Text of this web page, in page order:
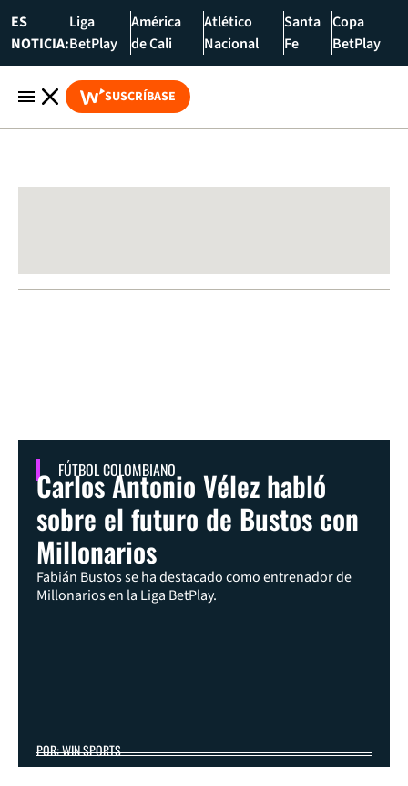
ES
NOTICIA:
Liga
BetPlay
América
de Cali
Atlético
Nacional
Santa
Fe
Copa
BetPlay
SUSCRÍBASE
FÚTBOL COLOMBIANO
Carlos Antonio Vélez habló
sobre el futuro de Bustos con
Millonarios
Fabián Bustos se ha destacado como entrenador de
Millonarios en la Liga BetPlay.
POR: WIN SPORTS